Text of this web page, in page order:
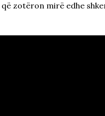
zotëron mirë edhe